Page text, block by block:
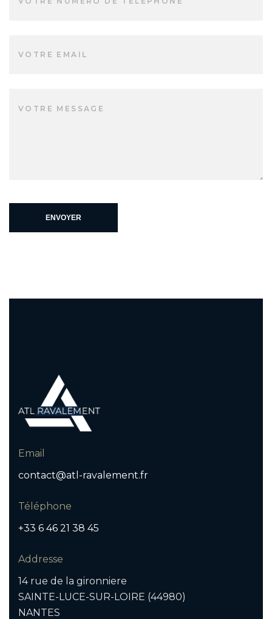
ENVOYER
Email
contact@atl-ravalement.fr
Téléphone
+33 6 46 21 38 45
Addresse
14 rue de la gironniere
SAINTE-LUCE-SUR-LOIRE (44980)
NANTES